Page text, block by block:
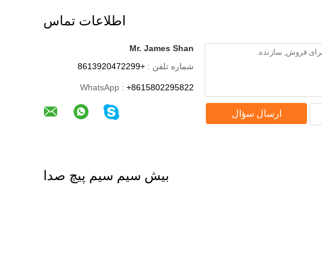
اطلاعات تماس
Mr. James Shan
شماره تلفن : +8613920472299
WhatsApp : +8615802295822
ارسال سؤال
بیش سیم سیم پیچ صدا